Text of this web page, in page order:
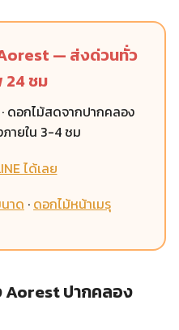
— ส่งด่วนทั่ว
24 ชม
ดอกไม้สดจากปากคลอง
ภายใน 3-4 ชม
ได้เลย
าด · ดอกไม้หน้าเมรุ
Aorest ปากคลอง